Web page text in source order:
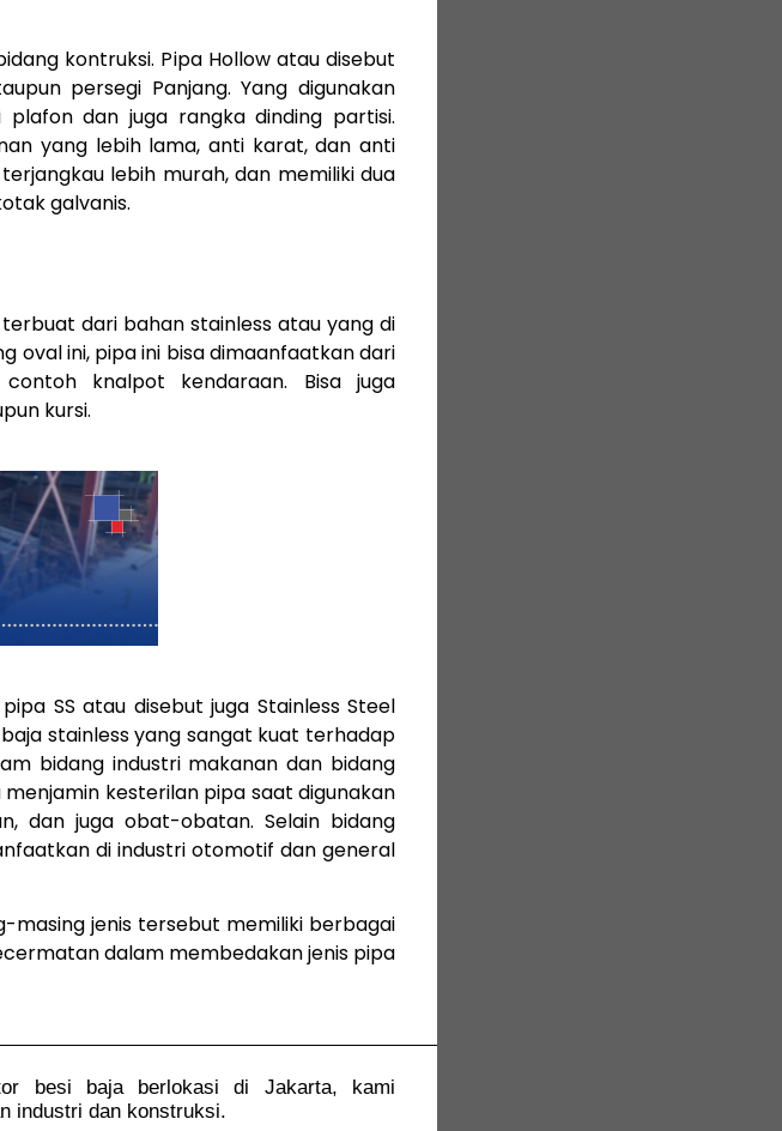
kontruksi. Pipa Hollow atau disebut
persegi Panjang. Yang digunakan
dan juga rangka dinding partisi.
yang lebih lama, anti karat, dan anti
lebih murah, dan memiliki dua
galvanis.
dari bahan stainless atau yang di
oval ini, pipa ini bisa dimaanfaatkan dari
knalpot kendaraan. Bisa juga
kursi.
SS atau disebut juga Stainless Steel
stainless yang sangat kuat terhadap
bidang industri makanan dan bidang
kesterilan pipa saat digunakan
dan juga obat-obatan. Selain bidang
di industri otomotif dan general
masing jenis tersebut memiliki berbagai
dalam membedakan jenis pipa
besi baja berlokasi di Jakarta, kami
industri dan konstruksi.